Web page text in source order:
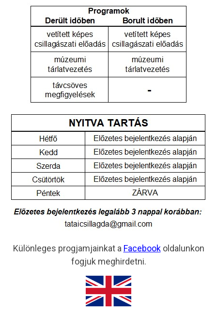
Különleges progjamjainkat a Facebookoldalunkon
fogjuk meghirdetni.